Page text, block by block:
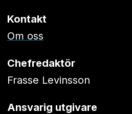
Kontakt
Om oss
Chefredaktör
Frasse Levinsson
Ansvarig utgivare